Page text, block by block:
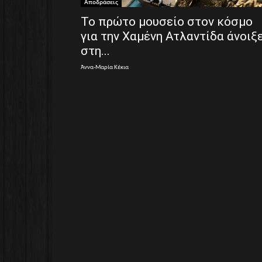
Αποδράσεις
Το πρώτο μουσείο στον κόσμο
για την Χαμένη Ατλαντίδα
στη...
Άννα-Μαρία Κέκια